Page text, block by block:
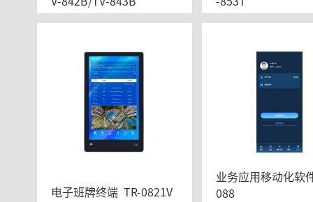
电子班牌终端  TR-0821V
业务应用移动化软件
088